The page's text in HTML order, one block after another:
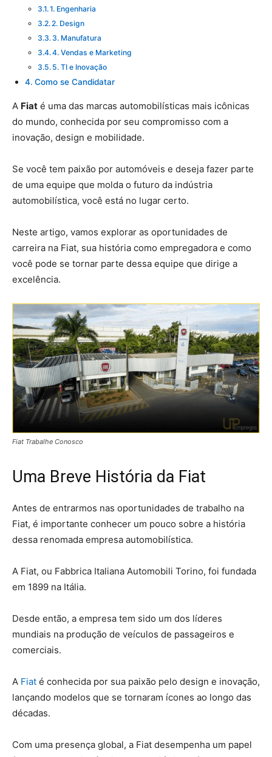
1. Engenharia
2. Design
3. Manufatura
4. Vendas e Marketing
5. TI e Inovação
Como se Candidatar
A Fiat é uma das marcas automobilísticas mais icônicas
do mundo, conhecida por seu compromisso com a
inovação, design e mobilidade.
Se você tem paixão por automóveis e deseja fazer parte
de uma equipe que molda o futuro da indústria
automobilística, você está no lugar certo.
Neste artigo, vamos explorar as oportunidades de
carreira na Fiat, sua história como empregadora e como
você pode se tornar parte dessa equipe que dirige a
excelência.
Fiat Trabalhe Conosco
Uma Breve História da Fiat
Antes de entrarmos nas oportunidades de trabalho na
Fiat, é importante conhecer um pouco sobre a história
dessa renomada empresa automobilística.
A Fiat, ou Fabbrica Italiana Automobili Torino, foi fundada
em 1899 na Itália.
Desde então, a empresa tem sido um dos líderes
mundiais na produção de veículos de passageiros e
comerciais.
A Fiat é conhecida por sua paixão pelo design e inovação,
lançando modelos que se tornaram ícones ao longo das
décadas.
Com uma presença global, a Fiat desempenha um papel